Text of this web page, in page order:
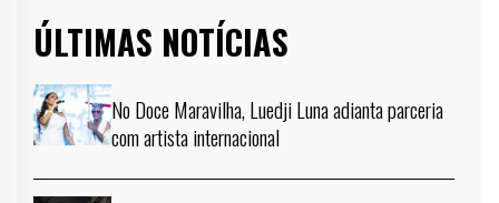
ÚLTIMAS NOTÍCIAS
No Doce Maravilha, Luedji Luna adianta parceria
com artista internacional